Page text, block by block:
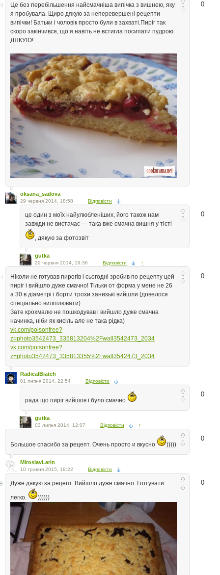
0
Це без перебільшення найсмачніша випічка з вишнею, яку
я пробувала. Щиро дякую за неперевершені рецепти
випічки! Батьки і чоловік просто були в захваті.Пиріг так
скоро закінчився, що я навіть не встигла посипати пудрою.
ДЯКУЮ!
oksana_sadova
29 червня 2014, 18:58 Відповісти
0
це один з моїх найулюбленіших, його також нам
завжди не вистачає — така вже смачна вишня у тісті
, дякую за фотозвіт
gutka
29 червня 2014, 19:36 Відповісти ↑
0
Ніколи не готував пирогів і сьогодні зробив по рецепту цей
пиріг і вийшло дуже смачно! Тільки от форма у мене не 26
а 30 в діаметрі і борти трохи занизькі вийшли (довелося
спеціально виліплювати)
Зате крохмалю не пошкодував і вийшло дуже смачна
начинка, ніби як кисіль але не така рідка)
vk.com/poisonfree?
z=photo3542473_335813204%2Fwall3542473_2034
vk.com/poisonfree?
z=photo3542473_335813355%2Fwall3542473_2034
RadicalBiatch
01 липня 2014, 22:54 Відповісти
0
рада що пиріг вийшов і було смачно
gutka
03 липня 2014, 12:07 Відповісти ↑
0
Большое спасибо за рецепт. Очень просто и вкусно )))))
MiroslavLarin
10 травня 2015, 18:22 Відповісти
0
Дуже дякую за рецепт. Вийшло дуже смачно. І готувати
легко. ))))))